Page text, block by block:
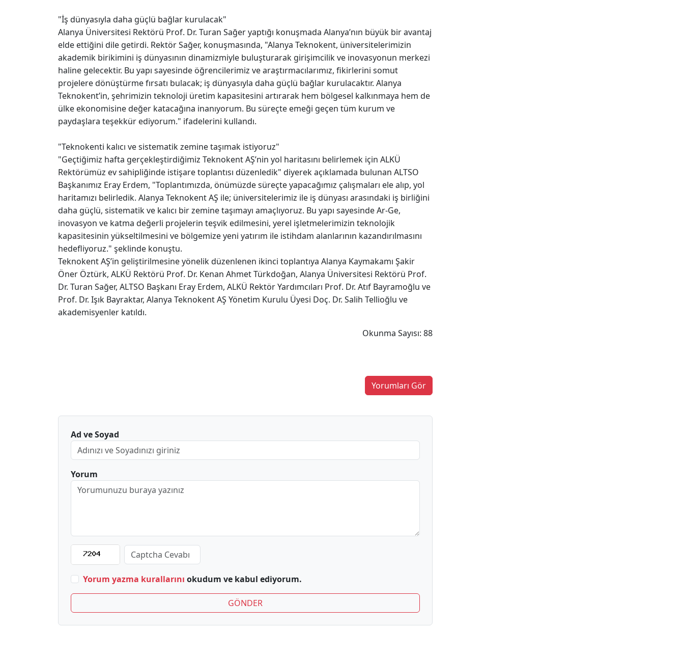
"İş dünyasıyla daha güçlü bağlar kurulacak"
Alanya Üniversitesi Rektörü Prof. Dr. Turan Sağer yaptığı konuşmada Alanya’nın büyük bir avantaj
elde ettiğini dile getirdi. Rektör Sağer, konuşmasında, "Alanya Teknokent, üniversitelerimizin
akademik birikimini iş dünyasının dinamizmiyle buluşturarak girişimcilik ve inovasyonun merkezi
haline gelecektir. Bu yapı sayesinde öğrencilerimiz ve araştırmacılarımız, fikirlerini somut
projelere dönüştürme fırsatı bulacak; iş dünyasıyla daha güçlü bağlar kurulacaktır. Alanya
Teknokent’in, şehrimizin teknoloji üretim kapasitesini artırarak hem bölgesel kalkınmaya hem de
ülke ekonomisine değer katacağına inanıyorum. Bu süreçte emeği geçen tüm kurum ve
paydaşlara teşekkür ediyorum." ifadelerini kullandı.
"Teknokenti kalıcı ve sistematik zemine taşımak istiyoruz"
"Geçtiğimiz hafta gerçekleştirdiğimiz Teknokent AŞ’nin yol haritasını belirlemek için ALKÜ
Rektörümüz ev sahipliğinde istişare toplantısı düzenledik" diyerek açıklamada bulunan ALTSO
Başkanımız Eray Erdem, "Toplantımızda, önümüzde süreçte yapacağımız çalışmaları ele alıp, yol
haritamızı belirledik. Alanya Teknokent AŞ ile; üniversitelerimiz ile iş dünyası arasındaki iş birliğini
daha güçlü, sistematik ve kalıcı bir zemine taşımayı amaçlıyoruz. Bu yapı sayesinde Ar-Ge,
inovasyon ve katma değerli projelerin teşvik edilmesini, yerel işletmelerimizin teknolojik
kapasitesinin yükseltilmesini ve bölgemize yeni yatırım ile istihdam alanlarının kazandırılmasını
hedefliyoruz." şeklinde konuştu.
Teknokent AŞ’in geliştirilmesine yönelik düzenlenen ikinci toplantıya Alanya Kaymakamı Şakir
Öner Öztürk, ALKÜ Rektörü Prof. Dr. Kenan Ahmet Türkdoğan, Alanya Üniversitesi Rektörü Prof.
Dr. Turan Sağer, ALTSO Başkanı Eray Erdem, ALKÜ Rektör Yardımcıları Prof. Dr. Atıf Bayramoğlu ve
Prof. Dr. Işık Bayraktar, Alanya Teknokent AŞ Yönetim Kurulu Üyesi Doç. Dr. Salih Tellioğlu ve
akademisyenler katıldı.
Okunma Sayısı: 88
Yorumları Gör
Ad ve Soyad
Yorum
Yorum yazma kurallarını okudum ve kabul ediyorum.
GÖNDER